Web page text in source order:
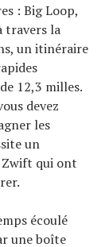
: Big Loop,
travers la
un itinéraire
12,3 milles.
devez
les
un
Zwift qui ont
écoulé
une boîte